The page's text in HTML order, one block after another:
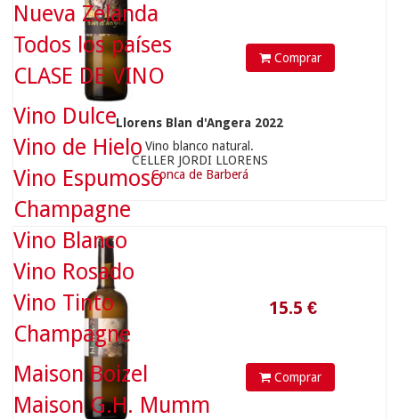
Comprar
Llorens Blan d'Angera 2022
Vino blanco natural.
CELLER JORDI LLORENS
Conca de Barberá
15.5€
Comprar
Nueva Zelanda
Todos los países
CLASE DE VINO
Vino Dulce
Vino de Hielo
Vino Espumoso
Champagne
Vino Blanco
Vino Rosado
Vino Tinto
Champagne
Maison Boizel
Maison G.H. Mumm